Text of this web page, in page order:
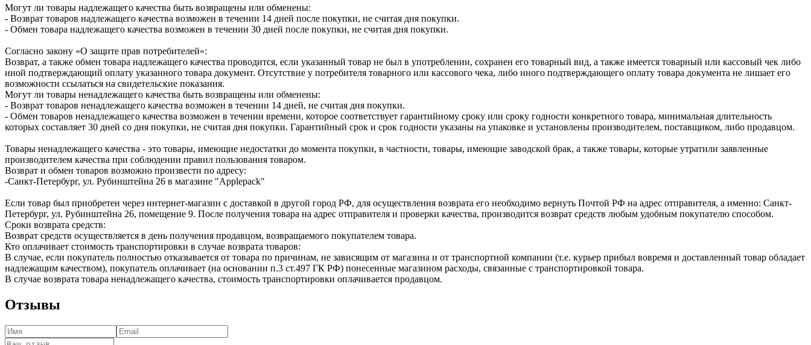
Могут ли товары надлежащего качества быть возвращены или обменены:
- Возврат товаров надлежащего качества возможен в течении 14 дней после покупки, не считая дня покупки.
- Обмен товара надлежащего качества возможен в течении 30 дней после покупки, не считая дня покупки.
Согласно закону «О защите прав потребителей»:
Возврат, а также обмен товара надлежащего качества проводится, если указанный товар не был в употреблении, сохранен его товарный вид, а также имеется товарный или кассовый чек либо
иной подтверждающий оплату указанного товара документ. Отсутствие у потребителя товарного или кассового чека, либо иного подтверждающего оплату товара документа не лишает его
возможности ссылаться на свидетельские показания.
Могут ли товары ненадлежащего качества быть возвращены или обменены:
- Возврат товаров ненадлежащего качества возможен в течении 14 дней, не считая дня покупки.
- Обмен товаров ненадлежащего качества возможен в течении времени, которое соответствует гарантийному сроку или сроку годности конкретного товара, минимальная длительность
которых составляет 30 дней со дня покупки, не считая дня покупки. Гарантийный срок и срок годности указаны на упаковке и установлены производителем, поставщиком, либо продавцом.
Товары ненадлежащего качества - это товары, имеющие недостатки до момента покупки, в частности, товары, имеющие заводской брак, а также товары, которые утратили заявленные
производителем качества при соблюдении правил пользования товаром.
Возврат и обмен товаров возможно произвести по адресу:
-Санкт-Петербург, ул. Рубинштейна 26 в магазине "Applepack"
Если товар был приобретен через интернет-магазин с доставкой в другой город РФ, для осуществления возврата его необходимо вернуть Почтой РФ на адрес отправителя, а именно: Санкт-
Петербург, ул. Рубинштейна 26, помещение 9. После получения товара на адрес отправителя и проверки качества, производится возврат средств любым удобным покупателю способом.
Сроки возврата средств:
Возврат средств осуществляется в день получения продавцом, возвращаемого покупателем товара.
Кто оплачивает стоимость транспортировки в случае возврата товаров:
В случае, если покупатель полностью отказывается от товара по причинам, не зависящим от магазина и от транспортной компании (т.е. курьер прибыл вовремя и доставленный товар обладает
надлежащим качеством), покупатель оплачивает (на основании п.3 ст.497 ГК РФ) понесенные магазином расходы, связанные с транспортировкой товара.
В случае возврата товара ненадлежащего качества, стоимость транспортировки оплачивается продавцом.
Отзывы